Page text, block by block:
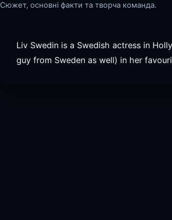
Сюжет, основні факти та творча команда.
Liv Swedin is a Swedish actress in
guy from Sweden as well) in her